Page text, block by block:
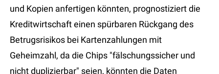
und Kopien anfertigen könnten, prognostiziert die
Kreditwirtschaft einen spürbaren Rückgang des
Betrugsrisikos bei Kartenzahlungen mit
Geheimzahl, da die Chips "fälschungssicher und
nicht duplizierbar" seien, könnten die Daten